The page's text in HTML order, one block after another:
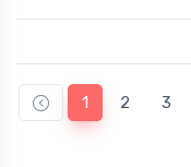
1 2 3